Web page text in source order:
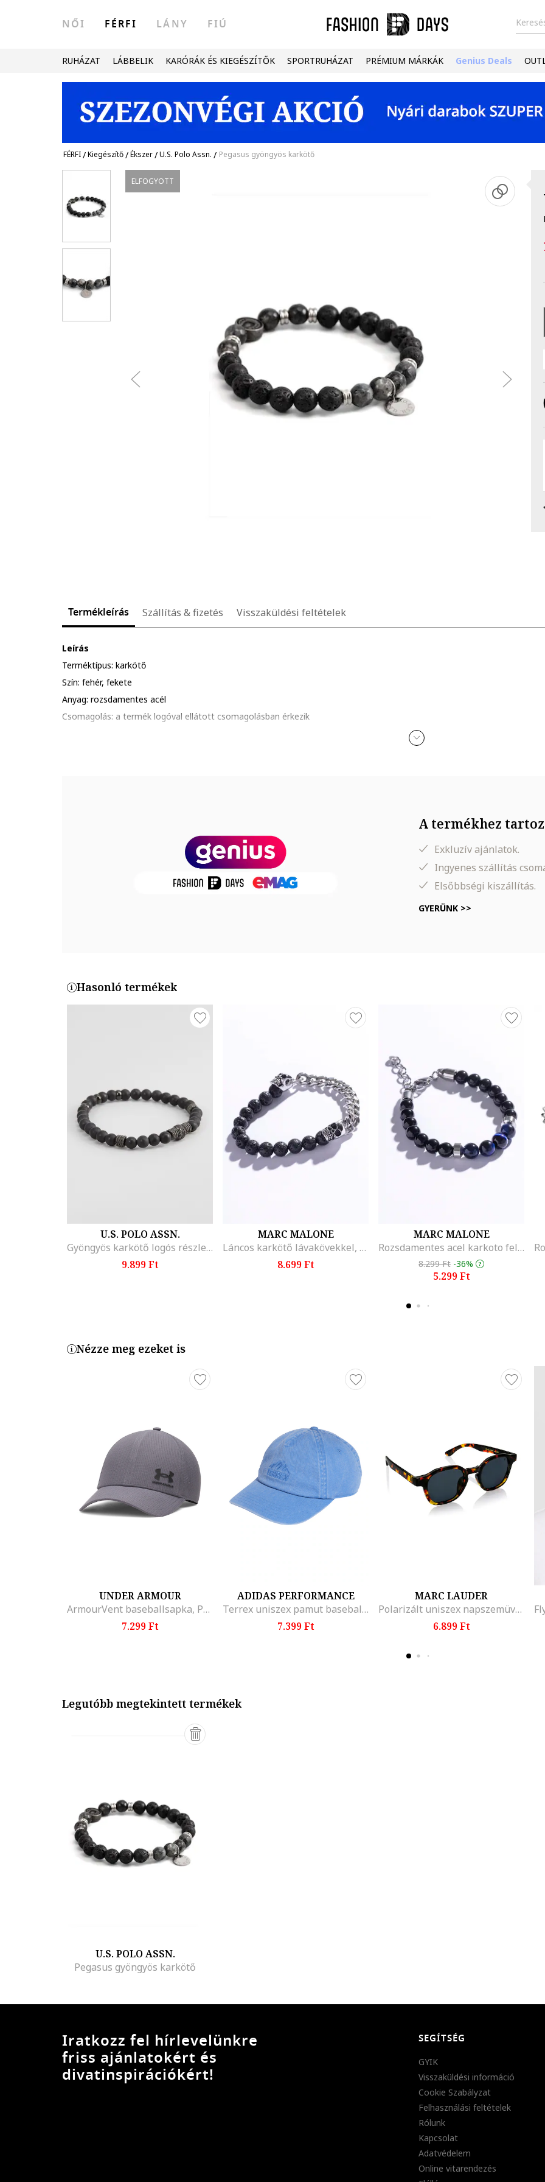
NŐI FÉRFI LÁNY FIÚ
RUHÁZAT LÁBBELIK KARÓRÁK ÉS KIEGÉSZÍTŐK SPORTRUHÁZAT PRÉMIUM MÁRKÁK Genius Deals
FÉRFI/Kiegészítő/Ékszer/U.S. Polo Assn. / Pegasus gyöngyös karkötő
ELFOGYOTT
Termékleírás Szállítás & fizetés Visszaküldési feltételek
Leírás
Terméktípus: karkötő
Szín: fehér, fekete
Anyag: rozsdamentes acél
Csomagolás: a termék logóval ellátott csomagolásban érkezik
A termékhez
Exkluzív ajánlatok.
Ingyenes szállítás
Elsőbbségi kiszállítás.
GYERÜNK >>
Hasonló termékek
U.S. POLO ASSN.
Gyöngyös karkötő logós részlettel
9.899 Ft
MARC MALONE
Láncos karkötő lávakövekkel, Fekete/Ezüstszín
8.699 Ft
MARC MALONE
Rozsdamentes acel karkoto feldragakovekkel diszitve, Fekete, Ezust, Fekete/Kék/Ezüstszín
8.299 Ft -36%
5.299 Ft
Nézze meg ezeket is
UNDER ARMOUR
ArmourVent baseballsapka, Púderlila/Púderlila
7.299 Ft
ADIDAS PERFORMANCE
Terrex uniszex pamut baseballsapka, Világoskék
7.399 Ft
MARC LAUDER
Polarizált uniszex napszemüveg
6.899 Ft
Legutóbb megtekintett termékek
U.S. POLO ASSN.
Pegasus gyöngyös karkötő
Iratkozz fel hírlevelünkre
friss ajánlatokért és
divatinspirációkért!
SEGÍTSÉG
GYIK
Visszaküldési információ
Cookie Szabályzat
Felhasználási feltételek
Rólunk
Kapcsolat
Adatvédelem
Online vitarendezés